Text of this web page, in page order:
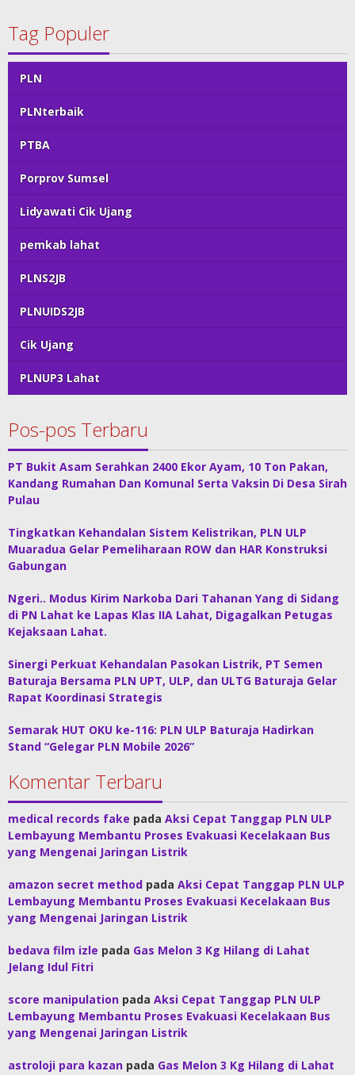
Tag Populer
PLN
PLNterbaik
PTBA
Porprov Sumsel
Lidyawati Cik Ujang
pemkab lahat
PLNS2JB
PLNUIDS2JB
Cik Ujang
PLNUP3 Lahat
Pos-pos Terbaru
PT Bukit Asam Serahkan 2400 Ekor Ayam, 10 Ton Pakan,
Kandang Rumahan Dan Komunal Serta Vaksin Di Desa Sirah
Pulau
Tingkatkan Kehandalan Sistem Kelistrikan, PLN ULP
Muaradua Gelar Pemeliharaan ROW dan HAR Konstruksi
Gabungan
Ngeri.. Modus Kirim Narkoba Dari Tahanan Yang di Sidang
di PN Lahat ke Lapas Klas IIA Lahat, Digagalkan Petugas
Kejaksaan Lahat.
Sinergi Perkuat Kehandalan Pasokan Listrik, PT Semen
Baturaja Bersama PLN UPT, ULP, dan ULTG Baturaja Gelar
Rapat Koordinasi Strategis
Semarak HUT OKU ke-116: PLN ULP Baturaja Hadirkan
Stand “Gelegar PLN Mobile 2026”
Komentar Terbaru
medical records fake pada Aksi Cepat Tanggap PLN ULP
Lembayung Membantu Proses Evakuasi Kecelakaan Bus
yang Mengenai Jaringan Listrik
amazon secret method pada Aksi Cepat Tanggap PLN ULP
Lembayung Membantu Proses Evakuasi Kecelakaan Bus
yang Mengenai Jaringan Listrik
bedava film izle pada Gas Melon 3 Kg Hilang di Lahat
Jelang Idul Fitri
score manipulation pada Aksi Cepat Tanggap PLN ULP
Lembayung Membantu Proses Evakuasi Kecelakaan Bus
yang Mengenai Jaringan Listrik
astroloji para kazan pada Gas Melon 3 Kg Hilang di Lahat